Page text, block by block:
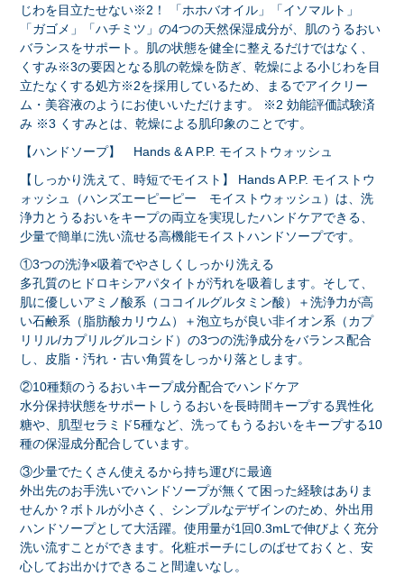
じわを目立たせない※2！ 「ホホバオイル」「イソマルト」
「ガゴメ」「ハチミツ」の4つの天然保湿成分が、肌のうるおい
バランスをサポート。肌の状態を健全に整えるだけではなく、
くすみ※3の要因となる肌の乾燥を防ぎ、乾燥による小じわを目
立たなくする処方※2を採用しているため、まるでアイクリー
ム・美容液のようにお使いいただけます。 ※2 効能評価試験済
み ※3 くすみとは、乾燥による肌印象のことです。
【ハンドソープ】 Hands & A P.P. モイストウォッシュ
【しっかり洗えて、時短でモイスト】 Hands A P.P. モイストウ
ォッシュ（ハンズエーピーピー モイストウォッシュ）は、洗
浄力とうるおいをキープの両立を実現したハンドケアできる、
少量で簡単に洗い流せる高機能モイストハンドソープです。
①3つの洗浄×吸着でやさしくしっかり洗える
多孔質のヒドロキシアパタイトが汚れを吸着します。そして、
肌に優しいアミノ酸系（ココイルグルタミン酸）＋洗浄力が高
い石鹸系（脂肪酸カリウム）＋泡立ちが良い非イオン系（カプ
リリル/カプリルグルコシド）の3つの洗浄成分をバランス配合
し、皮脂・汚れ・古い角質をしっかり落とします。
②10種類のうるおいキープ成分配合でハンドケア
水分保持状態をサポートしうるおいを長時間キープする異性化
糖や、肌型セラミド5種など、洗ってもうるおいをキープする10
種の保湿成分配合しています。
③少量でたくさん使えるから持ち運びに最適
外出先のお手洗いでハンドソープが無くて困った経験はありま
せんか？ボトルが小さく、シンプルなデザインのため、外出用
ハンドソープとして大活躍。使用量が1回0.3mLで伸びよく充分
洗い流すことができます。化粧ポーチにしのばせておくと、安
心してお出かけできること間違いなし。